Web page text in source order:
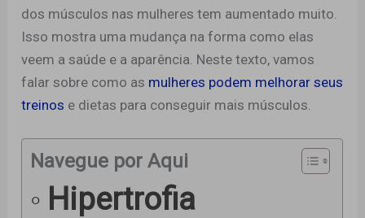
dos músculos nas mulheres tem aumentado muito.
Isso mostra uma mudança na forma como elas
veem a saúde e a aparência. Neste texto, vamos
falar sobre como as mulheres podem melhorar seus
treinos e dietas para conseguir mais músculos.
Navegue por Aqui
Hipertrofia